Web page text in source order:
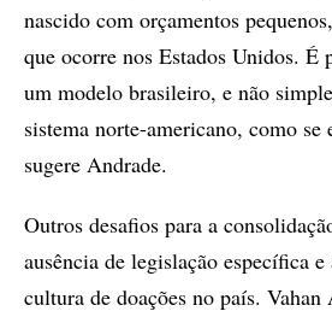
nascido com orçamentos
que ocorre nos Estados Unidos. É
um modelo brasileiro, e não
sistema norte-americano, como se
sugere Andrade.
Outros desafios para a
ausência de legislação específica
cultura de doações no país. Vahan